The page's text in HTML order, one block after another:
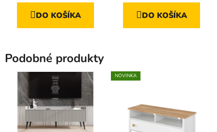
je
4,1
hviezdičiek.
DO KOŠÍKA
je
4,8
DO KOŠÍKA
Podobné produkty
NOVINKA